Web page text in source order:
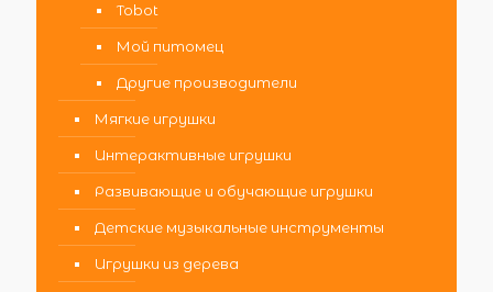
Tobot
Мой питомец
Другие производители
Мягкие игрушки
Интерактивные игрушки
Развивающие и обучающие игрушки
Детские музыкальные инструменты
Игрушки из дерева